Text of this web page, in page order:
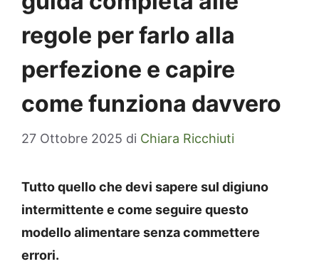
regole per farlo alla
perfezione e capire
come funziona davvero
27 Ottobre 2025 di Chiara Ricchiuti
Tutto quello che devi sapere sul digiuno
intermittente e come seguire questo
modello alimentare senza commettere
errori.